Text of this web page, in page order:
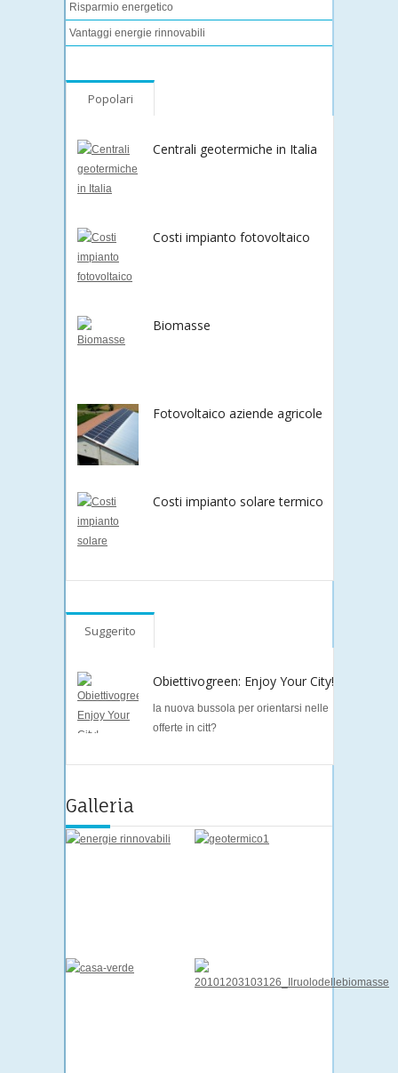
Risparmio energetico
Vantaggi energie rinnovabili
Popolari
Centrali geotermiche in Italia
Costi impianto fotovoltaico
Biomasse
Fotovoltaico aziende agricole
Costi impianto solare termico
Suggerito
Obiettivogreen: Enjoy Your City!
la nuova bussola per orientarsi nelle
offerte in citt?
Galleria